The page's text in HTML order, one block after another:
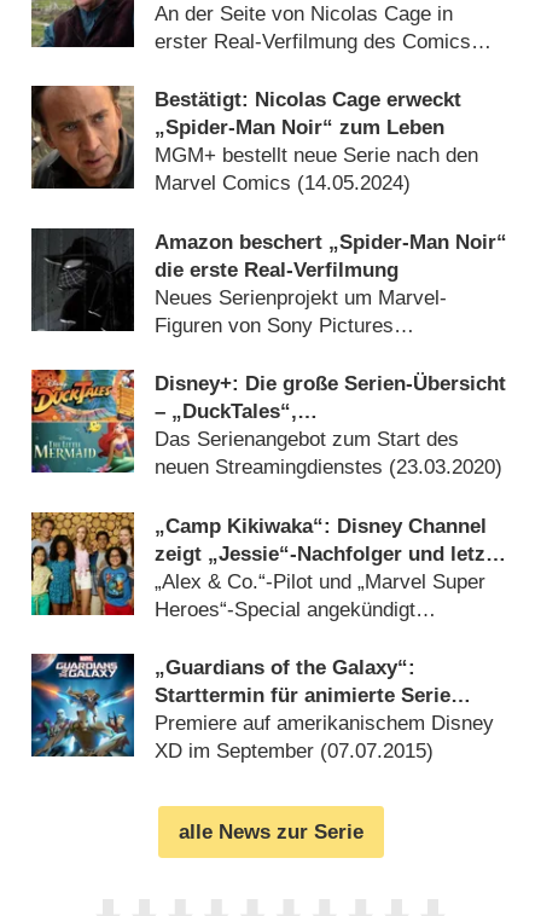
An der Seite von Nicolas Cage in
erster Real-Verfilmung des Comics
Bestätigt: Nicolas Cage erweckt
„Spider-Man Noir“ zum Leben
MGM+ bestellt neue Serie nach den
Marvel Comics (14.05.2024)
Amazon beschert „Spider-Man Noir“
die erste Real-Verfilmung
Neues Serienprojekt um Marvel-
Figuren von Sony Pictures
Disney+: Die große Serien-Übersicht
– „DuckTales“,
„Gummibärenbande“, „Violetta“,
„Simpsons“ und mehr
Das Serienangebot zum Start des
neuen Streamingdienstes (23.03.2020)
„Camp Kikiwaka“: Disney Channel
zeigt „Jessie“-Nachfolger und letzte
„Austin & Ally“-Staffel
„Alex & Co.“-Pilot und „Marvel Super
Heroes“-Special angekündigt
„Guardians of the Galaxy“:
Starttermin für animierte Serie
bekannt
Premiere auf amerikanischem Disney
XD im September (07.07.2015)
alle News zur Serie